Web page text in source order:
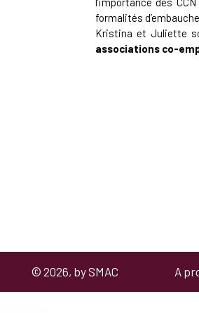
formalités
Kristina et Juliette
associations co-
© 2026, by SMAC A